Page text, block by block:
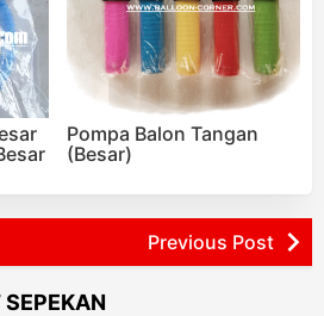
Pompa Balon Tangan
(Besar)
Previous Post